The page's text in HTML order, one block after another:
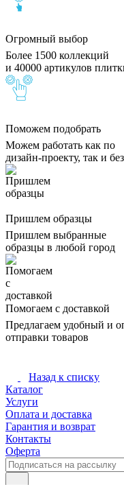
Огромный выбор
Более 1500 коллекций
и 40000 артикулов
Поможем подобрать
Можем работать как по
дизайн-проекту, так и
Пришлем образцы
Пришлем выбранные
образцы в любой город
Помогаем с доставкой
Предлагаем удобный и
отправки товаров
Назад к списку
Каталог
Услуги
Оплата и доставка
Гарантия и возврат
Контакты
Оферта